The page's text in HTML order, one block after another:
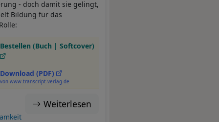
- doch damit sie gelingt,
Bildung für das
Bestellen (Buch | Softcover)
Download (PDF)
von www.transcript-verlag.de
Weiterlesen